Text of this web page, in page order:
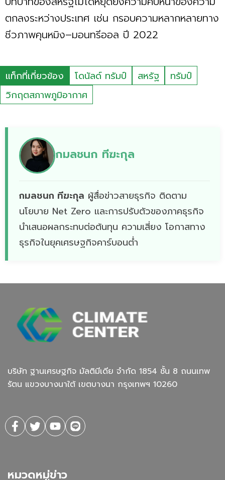
ตกลงระหว่างประเทศ เช่น กรอบความหลากหลายทาง
ชีวภาพคุนหมิง–มอนทรีออล ปี 2022
แท็กที่เกี่ยวข้อง โดนัลด์ ทรัมป์ สหรัฐ
ทรัมป์
วิกฤตสภาพภูมิอากาศ
กมลชนก ทีฆะกุล
กมลชนก ทีฆะกุล ผู้สื่อข่าวสายธุรกิจ ติดตาม
นโยบาย Net Zero เเละการปรับตัวของภาคธุรกิจ
นำเสนอผลกระทบต่อต้นทุน ความเสี่ยง โอกาสทาง
ธุรกิจในยุคเศรษฐกิจคาร์บอนต่ำ
บริษัท ฐานเศรษฐกิจ มัลติมีเดีย จํากัด 1854 ชั้น 8 ถนนเทพ
รัตน แขวงบางนาใต้ เขตบางนา กรุงเทพฯ 10260
หมวดหมู่ข่าว